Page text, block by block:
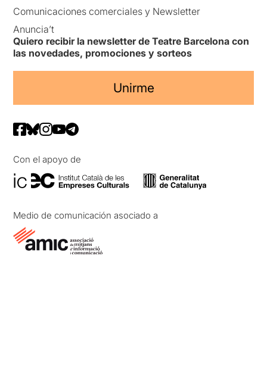
Comunicaciones comerciales y Newsletter
Anuncia’t
Quiero recibir la newsletter de Teatre Barcelona con
las novedades, promociones y sorteos
Unirme
Con el apoyo de
Medio de comunicación asociado a